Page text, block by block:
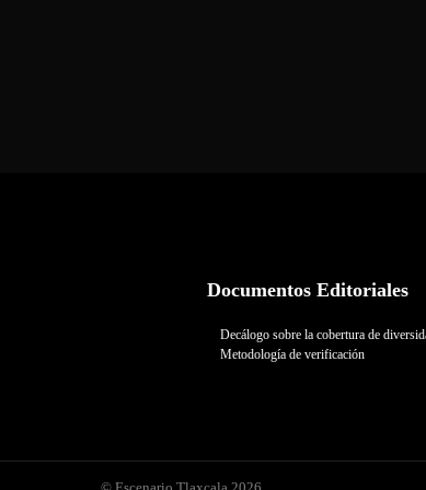
Documentos Editoriales
Decálogo sobre la cobertura de
Metodología de verificación